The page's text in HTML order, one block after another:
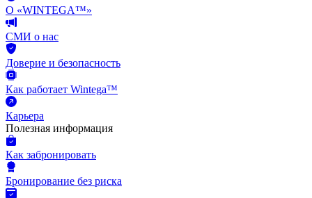
О «WINTEGA™»
СМИ о нас
Доверие и безопасность
Как работает Wintega™
Карьера
Полезная информация
Как забронировать
Бронирование без риска